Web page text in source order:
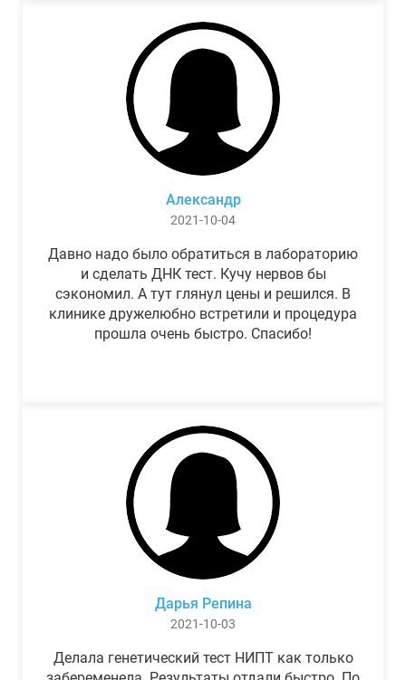
Александр
2021-10-04
Давно надо было обратиться в лабораторию
и сделать ДНК тест. Кучу нервов бы
сэкономил. А тут глянул цены и решился. В
клинике дружелюбно встретили и процедура
прошла очень быстро. Спасибо!
Дарья Репина
2021-10-03
Делала генетический тест НИПТ как только